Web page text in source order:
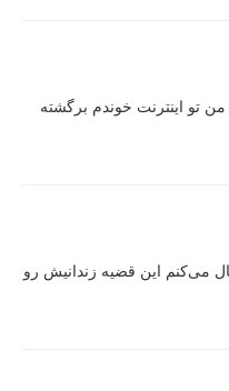
تو اینترنت خوندم برگشته
می‌کنم این قضیه زندانیش رو